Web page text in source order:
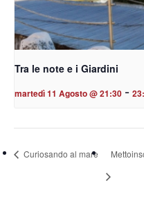
Tra le note e i Giardini
martedì 11 Agosto @ 21:30 -
Curiosando al mare